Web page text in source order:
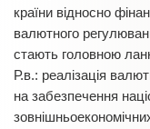
країни відносно
валютного
стають головною
Р.в.: реалізація
на забезпечення